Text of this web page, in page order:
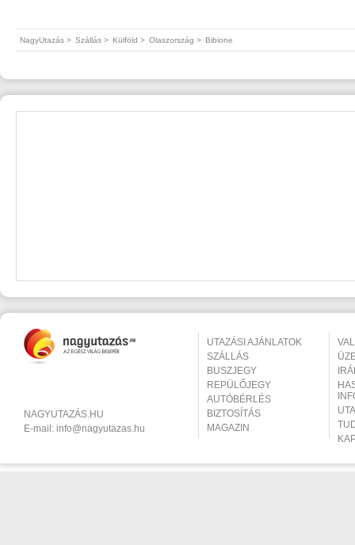
NagyUtazás > Szállás > Külföld > Olaszország > Bibione
NAGYUTAZÁS.HU
E-mail: info@nagyutazas.hu
UTAZÁSI AJÁNLATOK
SZÁLLÁS
BUSZJEGY
REPÜLŐJEGY
AUTÓBÉRLÉS
BIZTOSÍTÁS
MAGAZIN